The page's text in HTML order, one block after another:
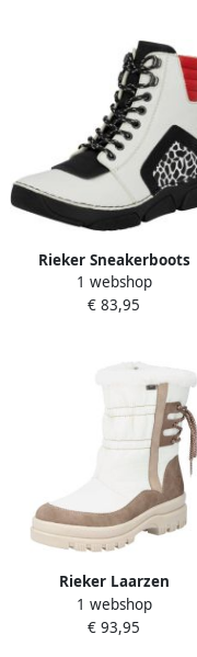
Rieker Sneakerboots
Veterboots veterlaarsjes
met extra
1 webshop
€ 83,95
Rieker Laarzen
1 webshop
€ 93,95